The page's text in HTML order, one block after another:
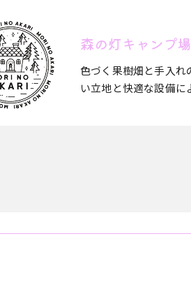
森の灯キャンプ
色づく果樹畑と手入
い立地と快適な設備に